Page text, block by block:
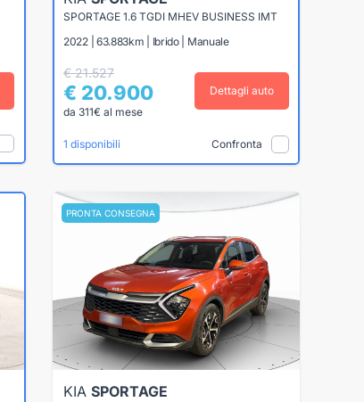
SPORTAGE 1.6 TGDI MHEV BUSINESS IMT
2022 | 63.883km | Ibrido | Manuale
€ 21.527
€ 20.900
da 311€ al mese
Dettagli auto
1 disponibili Confronta
PRONTA CONSEGNA
KIA SPORTAGE